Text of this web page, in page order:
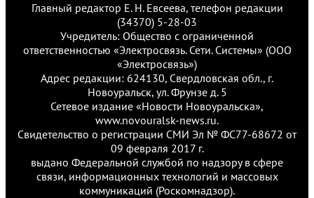
Главный редактор Е. Н. Евсеева, телефон редакции
(34370) 5-28-03
Учредитель: Общество с ограниченной
ответственностью «Электросвязь. Сети. Системы» (ООО
«Электросвязь»)
Адрес редакции: 624130, Свердловская обл., г.
Новоуральск, ул. Фрунзе д. 5
Сетевое издание «Новости Новоуральска»,
www.novouralsk-news.ru.
Свидетельство о регистрации СМИ Эл № ФС77-68672 от
09 февраля 2017 г.
выдано Федеральной службой по надзору в сфере
связи, информационных технологий и массовых
коммуникаций (Роскомнадзор).